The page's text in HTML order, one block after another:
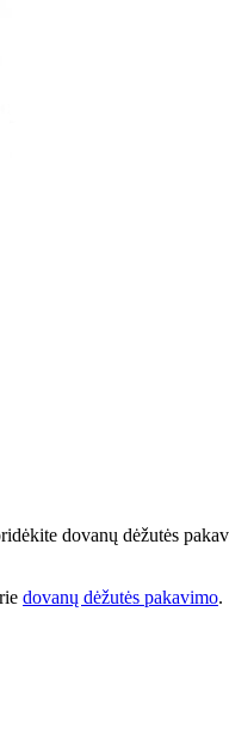
dovanų dėžutės
dovanų dėžutės pakavimo.